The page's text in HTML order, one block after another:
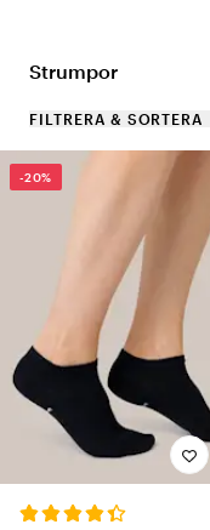
Strumpor
FILTRERA & SORTERA
-20%